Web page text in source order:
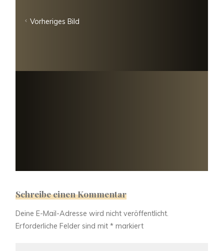
Vorheriges Bild
Schreibe einen Kommentar
Deine E-Mail-Adresse wird nicht veröffentlicht.
Erforderliche Felder sind mit* markiert